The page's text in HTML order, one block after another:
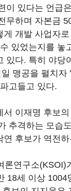
이 있다는 언급
무하며 자본금
게 개발 사업자
있었는지를 놓
있다. 특히 야당
맹공을 펼치자
고들고 있다.
서 이재명 후보
추격하는 모습
연 후보가 역전
론연구소(KSOI)
18세 이상 1004